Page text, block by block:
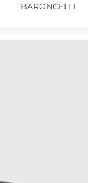
BARONCELLI